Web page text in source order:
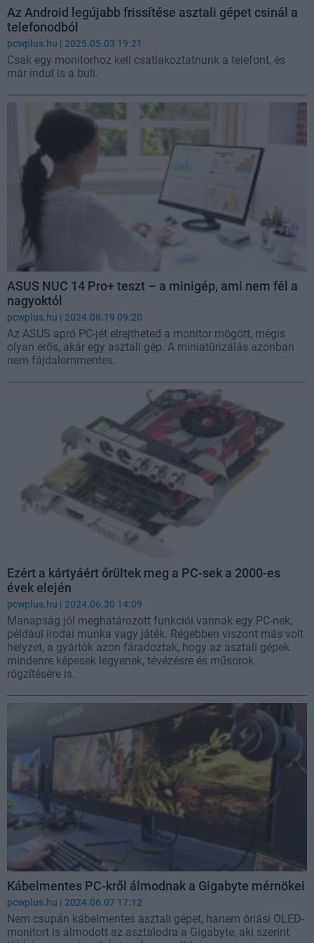
Az Android legújabb frissítése asztali gépet csinál a
telefonodból
pcwplus.hu | 2025.05.03 19:21
Csak egy monitorhoz kell csatlakoztatnunk a telefont, és
már indul is a buli.
ASUS NUC 14 Pro+ teszt – a minigép, ami nem fél a
nagyoktól
pcwplus.hu | 2024.08.19 09:20
Az ASUS apró PC-jét elrejtheted a monitor mögött, mégis
olyan erős, akár egy asztali gép. A miniatürizálás azonban
nem fájdalommentes.
Ezért a kártyáért őrültek meg a PC-sek a 2000-es
évek elején
pcwplus.hu | 2024.06.30 14:09
Manapság jól meghatározott funkciói vannak egy PC-nek,
például irodai munka vagy játék. Régebben viszont más volt
helyzet, a gyártók azon fáradoztak, hogy az asztali gépek
mindenre képesek legyenek, tévézésre és műsorok
rögzítésére is.
Kábelmentes PC-kről álmodnak a Gigabyte mérnökei
pcwplus.hu | 2024.06.07 17:12
Nem csupán kábelmentes asztali gépet, hanem óriási OLED-
monitort is álmodott az asztalodra a Gigabyte, aki szerint